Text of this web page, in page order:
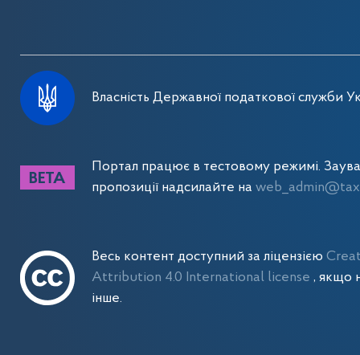
Власність Державної податкової служби
Портал працює в тестовому режимі.
пропозиції надсилайте на
Весь контент доступний за ліцензією
Attribution 4.0 International license, якщо
інше.